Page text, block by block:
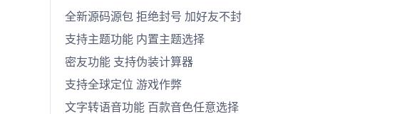
全新源码源包 拒绝封号 加好友不封
支持主题功能 内置主题选择
密友功能 支持伪装计算器
支持全球定位 游戏作弊
文字转语音功能 百款音色任意选择